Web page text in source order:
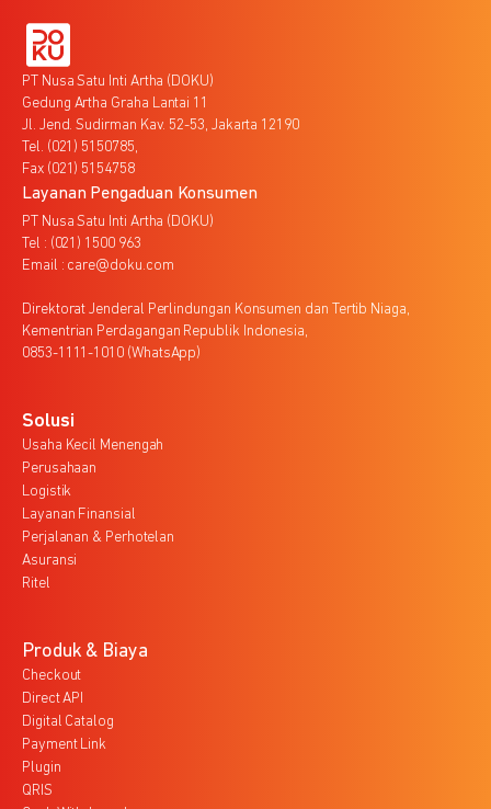
PT Nusa Satu Inti Artha (DOKU)
Gedung Artha Graha Lantai 11
Jl. Jend. Sudirman Kav. 52-53, Jakarta 12190
Tel. (021) 5150785,
Fax (021) 5154758
Layanan Pengaduan Konsumen
PT Nusa Satu Inti Artha (DOKU)
Tel : (021) 1500 963
Email : care@doku.com
Direktorat Jenderal Perlindungan Konsumen dan Tertib Niaga,
Kementrian Perdagangan Republik Indonesia,
0853-1111-1010 (WhatsApp)
Solusi
Usaha Kecil Menengah
Perusahaan
Logistik
Layanan Finansial
Perjalanan & Perhotelan
Asuransi
Ritel
Produk & Biaya
Checkout
Direct API
Digital Catalog
Payment Link
Plugin
QRIS